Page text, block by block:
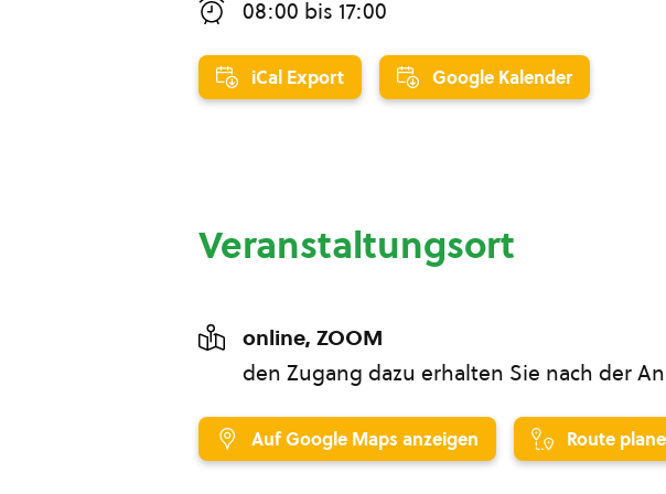
08:00 bis 17:00
iCal Export Google Kalender
Veranstaltungsort
online, ZOOM
den Zugang dazu erhalten Sie nach der
Auf Google Maps anzeigen Route